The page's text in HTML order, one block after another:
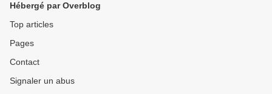
04/02/24
Hébergé par Overblog
Top articles
Pages
Contact
Signaler un abus